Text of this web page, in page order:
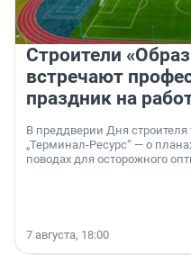
Строители
встречают
праздник на
В преддверии Дня
„Терминал-Ресурс“ — о
поводах для осторожного
7 августа, 18:00